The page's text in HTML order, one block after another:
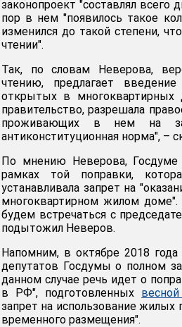
законопроект "составлял
пор в нем "появилось такое
изменился до такой степени,
чтении".
Так, по словам Неверова,
чтению, предлагает
открытых в многоквартирных
правительство, разрешала
проживающих в нем на
антиконституционная норма", –
По мнению Неверова, Госдуме
рамках той поправки,
устанавливала запрет на
многоквартирном жилом
будем встречаться с
подытожил Неверов.
Напомним, в октябре 2018 года
депутатов Госдумы о полном
данном случае речь идет о
в РФ", подготовленных
запрет на использование жилых
временного размещения".